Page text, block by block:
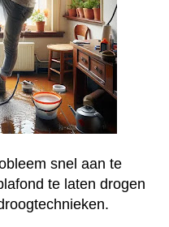
snel aan te
te laten drogen